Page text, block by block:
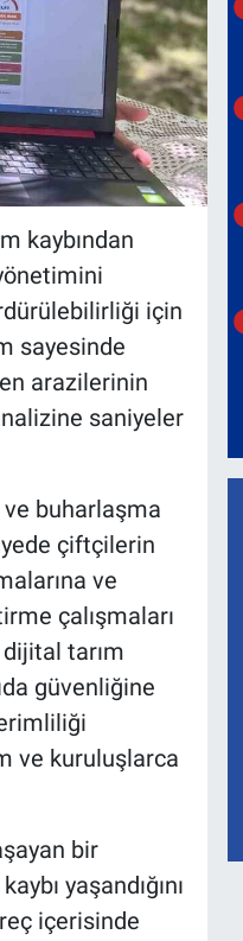
kaybından
için
sayesinde
arazilerinin
saniyeler
ve buharlaşma
çiftçilerin
ve
çalışmaları
tarım
güvenliğine
ve kuruluşlarca
bir
yaşandığını
içerisinde